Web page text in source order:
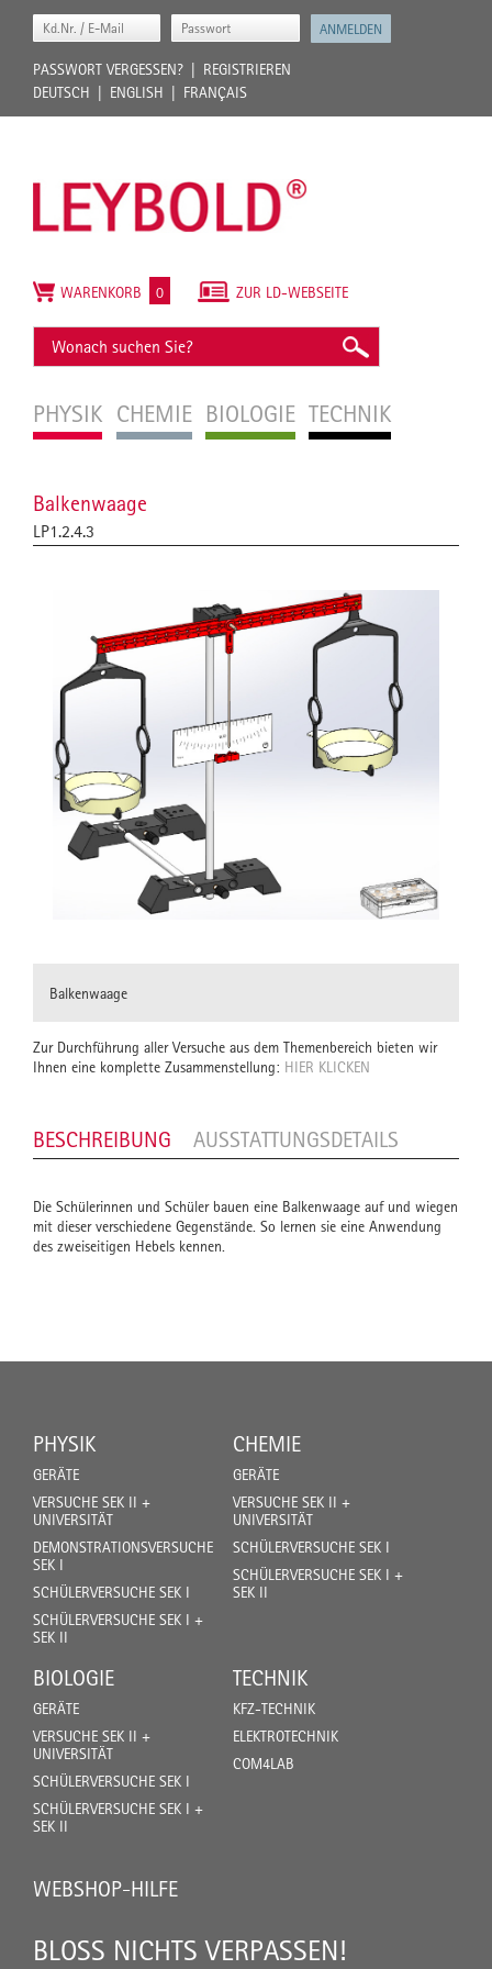
PASSWORT VERGESSEN?
REGISTRIEREN
DEUTSCH
ENGLISH FRANÇAIS
PHYSIK CHEMIE BIOLOGIE TECHNIK
ZUR LD-WEBSEITE
WARENKORB 0
Balkenwaage
LP1.2.4.3
Balkenwaage
Zur Durchführung aller Versuche aus dem Themenbereich bieten wir
Ihnen eine komplette Zusammenstellung: HIER KLICKEN
BESCHREIBUNG AUSSTATTUNGSDETAILS
Die Schülerinnen und Schüler bauen eine Balkenwaage auf und wiegen
mit dieser verschiedene Gegenstände. So lernen sie eine Anwendung
des zweiseitigen Hebels kennen.
PHYSIK
GERÄTE
VERSUCHE SEK II +
UNIVERSITÄT
DEMONSTRATIONSVERSUCHE
SEK I
SCHÜLERVERSUCHE SEK I
SCHÜLERVERSUCHE SEK I +
SEK II
CHEMIE
GERÄTE
VERSUCHE SEK II +
UNIVERSITÄT
SCHÜLERVERSUCHE SEK I
SCHÜLERVERSUCHE SEK I +
SEK II
BIOLOGIE
GERÄTE
VERSUCHE SEK II +
UNIVERSITÄT
SCHÜLERVERSUCHE SEK I
SCHÜLERVERSUCHE SEK I +
SEK II
TECHNIK
KFZ-TECHNIK
ELEKTROTECHNIK
COM4LAB
WEBSHOP-HILFE
BLOSS NICHTS VERPASSEN!